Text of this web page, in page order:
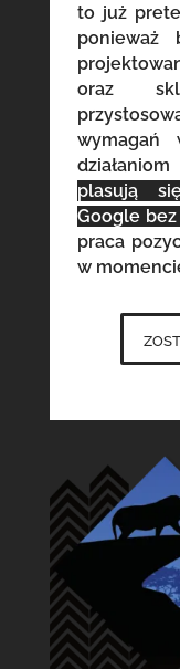
to już
ponieważ
oraz
wymagań
działaniom
plasują
Google
praca
w